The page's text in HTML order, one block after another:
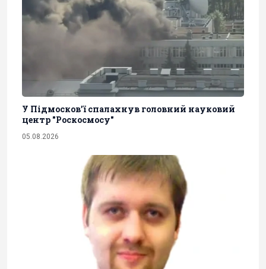
У Підмосков’ї спалахнув головний науковий
центр "Роскосмосу"
05.08.2026